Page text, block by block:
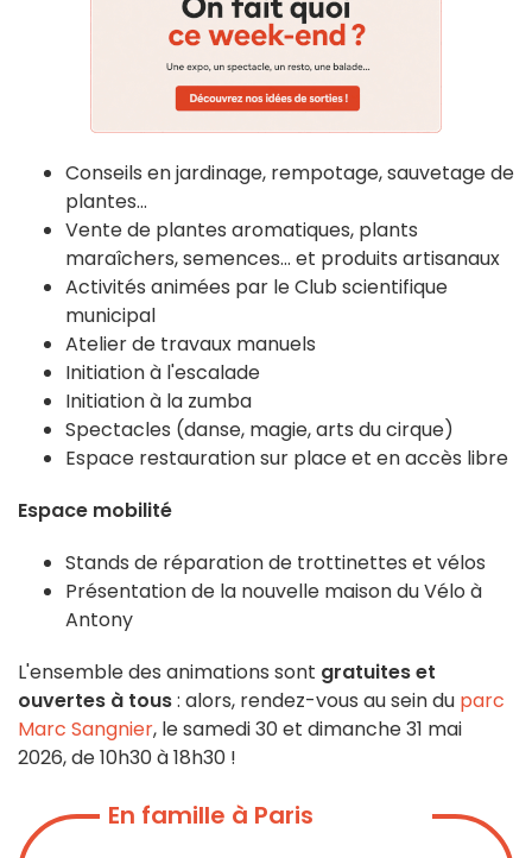
Conseils en jardinage, rempotage, sauvetage de
plantes...
Vente de plantes aromatiques, plants
maraîchers, semences... et produits artisanaux
Activités animées par le Club scientifique
municipal
Atelier de travaux manuels
Initiation à l'escalade
Initiation à la zumba
Spectacles (danse, magie, arts du cirque)
Espace restauration sur place et en accès libre
Espace mobilité
Stands de réparation de trottinettes et vélos
Présentation de la nouvelle maison du Vélo à
Antony
L'ensemble des animations sont gratuites et
ouvertes à tous: alors, rendez-vous au sein du parc
Marc Sangnier, le samedi 30 et dimanche 31 mai
2026, de 10h30 à 18h30 !
En famille à Paris